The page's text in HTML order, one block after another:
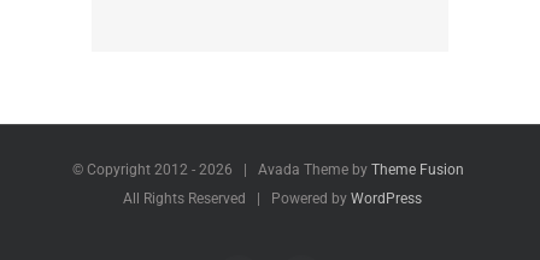
© Copyright 2012 - 2026 | Avada Theme by Theme Fusion
All Rights Reserved | Powered by WordPress